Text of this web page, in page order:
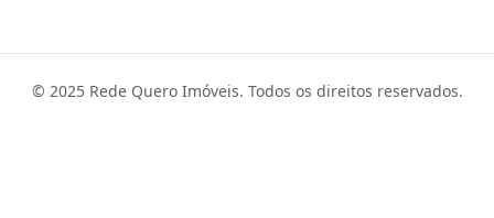
© 2025 Rede Quero Imóveis. Todos os direitos reservados.